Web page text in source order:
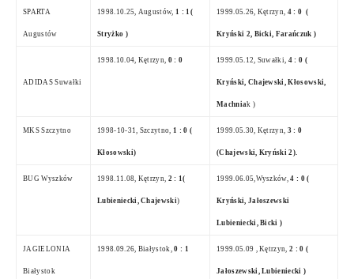
SPARTA
Augustów
1998.10.25, Augustów,1 : 1(
Stryżko )
1999.05.26 , Kętrzyn, 4 : 0 (
Kryński 2, Bicki, Farańczuk )
ADIDAS Suwałki
1998.10.04, Kętrzyn, 0 : 0 1999.05.12 , Suwałki, 4 : 0 (
Kryński, Chajewski, Kłosowski,
Machniak )
MKS Szczytno 1998-10-31, Szczytno,1 : 0 (
Kłosowski)
1999.05.30, Kętrzyn, 3 : 0
(Chajewski, Kryński 2).
BUG Wyszków 1998.11.08, Kętrzyn, 2 : 1(
Lubieniecki, Chajewski)
1999.06.05 ,Wyszków,4 : 0 (
Kryński, Jałoszewski
Lubieniecki, Bicki )
JAGIELONIA
Białystok
1998.09.26, Białystok,0 : 1 1999.05.09 , Kętrzyn,2 : 0 (
Jałoszewski, Lubieniecki )